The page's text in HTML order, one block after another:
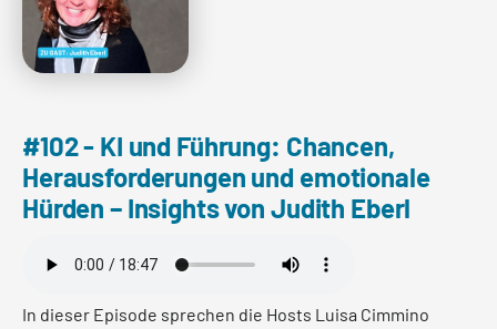
#102 - KI und Führung: Chancen,
Herausforderungen und emotionale
Hürden – Insights von Judith Eberl
In dieser Episode sprechen die Hosts Luisa Cimmino